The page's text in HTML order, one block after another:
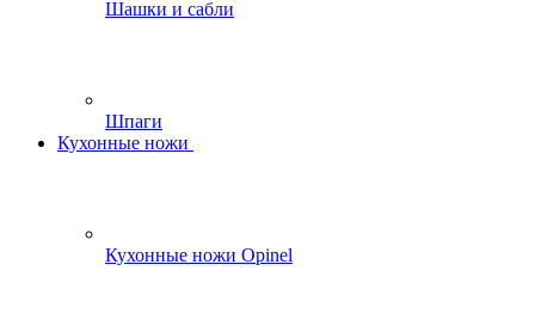
Шашки и сабли
Шпаги
Кухонные ножи
Кухонные ножи Opinel